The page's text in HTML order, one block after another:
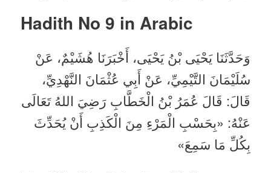
Hadith No 9 in Arabic
وَحَدَّثَنَا يَحْيَى بْنُ يَحْيَى، أَخْبَرَنَا هُشَيْمٌ، عَنْ
سُلَيْمَانَ التَّيْمِيِّ، عَنْ أَبِي عُثْمَانَ النَّهْدِيِّ،
قَالَ: قَالَ عُمَرُ بْنُ الْخَطَّابِ رَضِيَ اللهُ تَعَالَى
عَنْهُ: «بِحَسْبِ الْمَرْءِ مِنَ الْكَذِبِ أَنْ يُحَدِّثَ
بِكُلِّ مَا سَمِعَ»